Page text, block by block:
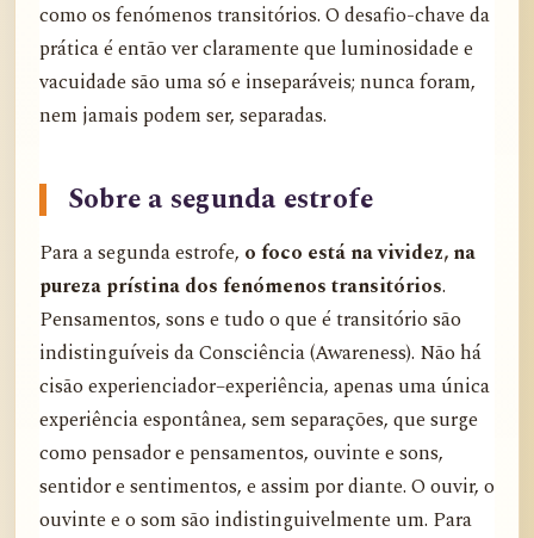
como os fenómenos transitórios. O desafio-chave da
prática é então ver claramente que luminosidade e
vacuidade são uma só e inseparáveis; nunca foram,
nem jamais podem ser, separadas.
Sobre a segunda estrofe
Para a segunda estrofe, o foco está na vividez, na
pureza prístina dos fenómenos transitórios.
Pensamentos, sons e tudo o que é transitório são
indistinguíveis da Consciência (Awareness). Não há
cisão experienciador–experiência, apenas uma única
experiência espontânea, sem separações, que surge
como pensador e pensamentos, ouvinte e sons,
sentidor e sentimentos, e assim por diante. O ouvir, o
ouvinte e o som são indistinguivelmente um. Para